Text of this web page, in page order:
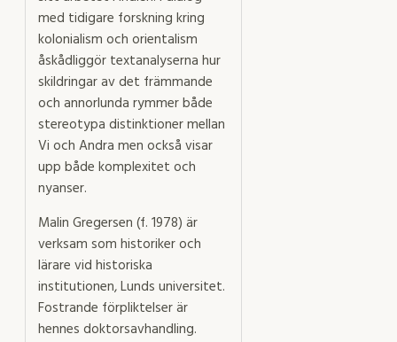
med tidigare forskning kring
kolonialism och orientalism
åskådliggör textanalyserna hur
skildringar av det främmande
och annorlunda rymmer både
stereotypa distinktioner mellan
Vi och Andra men också visar
upp både komplexitet och
nyanser.
Malin Gregersen (f. 1978) är
verksam som historiker och
lärare vid historiska
institutionen, Lunds universitet.
Fostrande förpliktelser är
hennes doktorsavhandling.